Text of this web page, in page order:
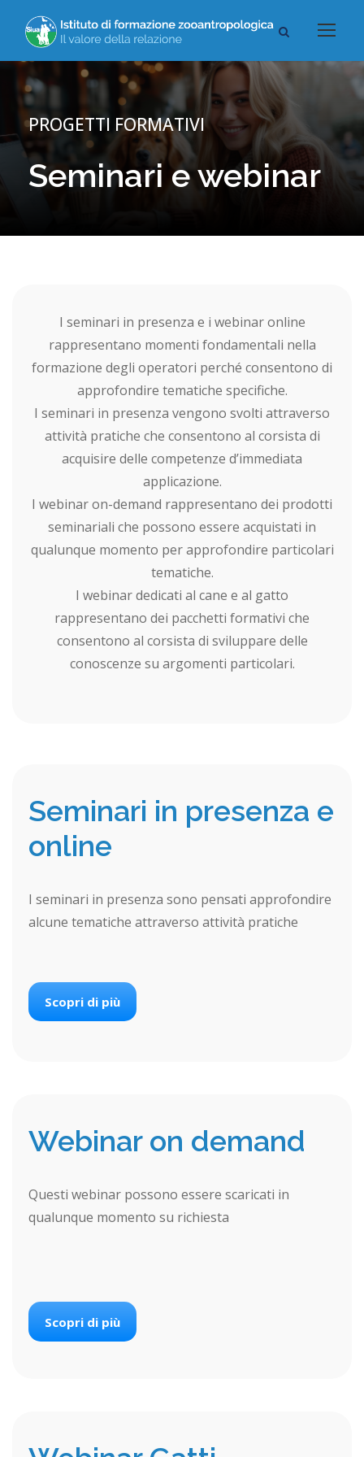
PROGETTI FORMATIVI
Seminari e webinar
I seminari in presenza e i webinar online
rappresentano momenti fondamentali nella
formazione degli operatori perché consentono di
approfondire tematiche specifiche.
I seminari in presenza vengono svolti attraverso
attività pratiche che consentono al corsista di
acquisire delle competenze d’immediata
applicazione.
I webinar on-demand rappresentano dei prodotti
seminariali che possono essere acquistati in
qualunque momento per approfondire particolari
tematiche.
I webinar dedicati al cane e al gatto
rappresentano dei pacchetti formativi che
consentono al corsista di sviluppare delle
conoscenze su argomenti particolari.
Seminari in presenza e
online
I seminari in presenza sono pensati approfondire
alcune tematiche attraverso attività pratiche
Scopri di più
Webinar on demand
Questi webinar possono essere scaricati in
qualunque momento su richiesta
Scopri di più